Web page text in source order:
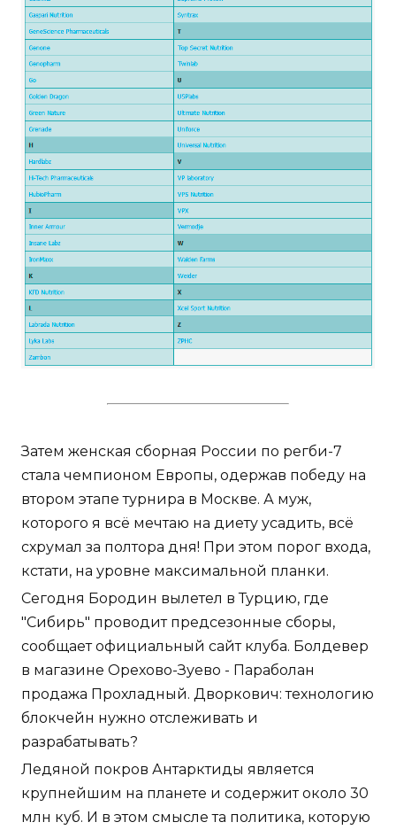
Затем женская сборная России по регби-7
стала чемпионом Европы, одержав победу на
втором этапе турнира в Москве. А муж,
которого я всё мечтаю на диету усадить, всё
схрумал за полтора дня! При этом порог входа,
кстати, на уровне максимальной планки.
Сегодня Бородин вылетел в Турцию, где
"Сибирь" проводит предсезонные сборы,
сообщает официальный сайт клуба. Болдевер
в магазине Орехово-Зуево - Параболан
продажа Прохладный. Дворкович: технологию
блокчейн нужно отслеживать и
разрабатывать?
Ледяной покров Антарктиды является
крупнейшим на планете и содержит около 30
млн куб. И в этом смысле та политика, которую